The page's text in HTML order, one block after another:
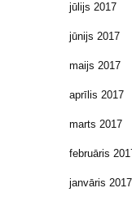
jūlijs 2017
jūnijs 2017
maijs 2017
aprīlis 2017
marts 2017
februāris
janvāris 2017